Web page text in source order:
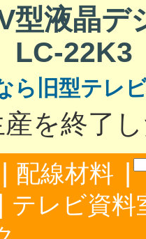
型液晶デ
LC-22K3
ら旧型テレ
を終了
| 配線材料 |
| テレビ資料